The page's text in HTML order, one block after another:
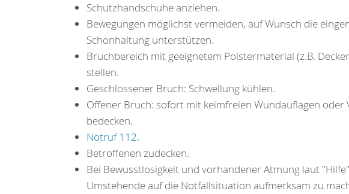
Schutzhandschuhe anziehen.
Bewegungen möglichst vermeiden, auf Wunsch die
Schonhaltung unterstützen.
Bruchbereich mit geeignetem Polstermaterial (z.B.
stellen.
Geschlossener Bruch: Schwellung kühlen.
Offener Bruch: sofort mit keimfreien Wundauflagen oder
bedecken.
Notruf 112.
Betroffenen zudecken.
Bei Bewusstlosigkeit und vorhandener Atmung laut
Umstehende auf die Notfallsituation aufmerksam zu